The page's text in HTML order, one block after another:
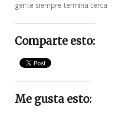
gente siempre termina cerca.
Comparte esto:
Me gusta esto: